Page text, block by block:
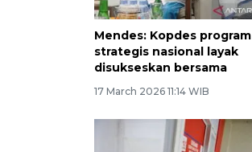
Mendes: Kopdes program
strategis nasional layak
disukseskan bersama
17 March 2026 11:14 WIB